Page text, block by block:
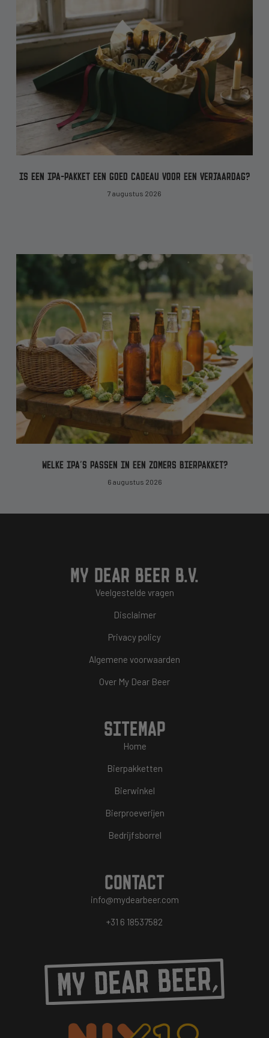
IS EEN IPA-PAKKET EEN GOED CADEAU VOOR EEN VERJAARDAG?
7 augustus 2026
WELKE IPA’S PASSEN IN EEN ZOMERS BIERPAKKET?
6 augustus 2026
MY DEAR BEER B.V.
Veelgestelde vragen
Disclaimer
Privacy policy
Algemene voorwaarden
Over My Dear Beer
SITEMAP
Home
Bierpakketten
Bierwinkel
Bierproeverijen
Bedrijfsborrel
CONTACT
info@mydearbeer.com
+31 6 18537582